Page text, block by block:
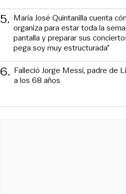
5. María José Quintanilla cuenta
organiza para estar toda la
pantalla y preparar sus
pega soy muy estructurada”
6. Falleció Jorge Messi, padre de
a los 68 años